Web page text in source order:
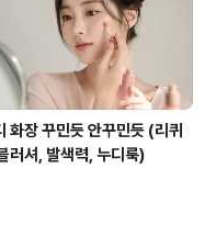
화장 꾸민듯 안꾸민듯 (리퀴
러셔, 발색력, 누디룩)